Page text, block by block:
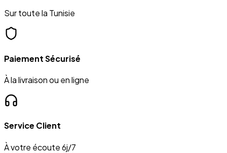
Sur toute la Tunisie
Paiement Sécurisé
À la livraison ou en ligne
Service Client
À votre écoute 6j/7